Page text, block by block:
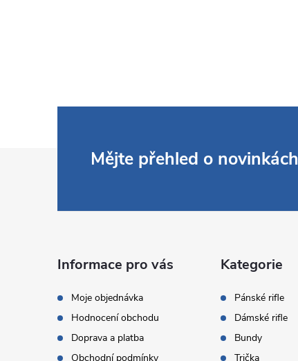
Mějte přehled o novinkách
Informace pro vás
Moje objednávka
Hodnocení obchodu
Doprava a platba
Obchodní podmínky
Kategorie
Pánské rifle
Dámské rifle
Bundy
Trička